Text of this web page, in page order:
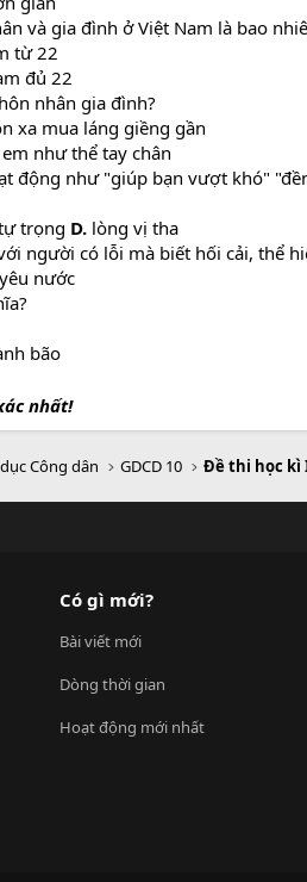
và gia đình ở Việt Nam là bao
từ 22
đủ 22
nhân gia đình?
xa mua láng giềng gần
như thể tay chân
động như "giúp bạn vượt khó"
trọng D. lòng vị tha
người có lỗi mà biết hối cải, thể
yêu nước
bão
nhất!
Công dân GDCD 10 Đề thi học kì
Có gì mới?
Bài viết mới
Dòng thời gian
Hoạt động mới nhất